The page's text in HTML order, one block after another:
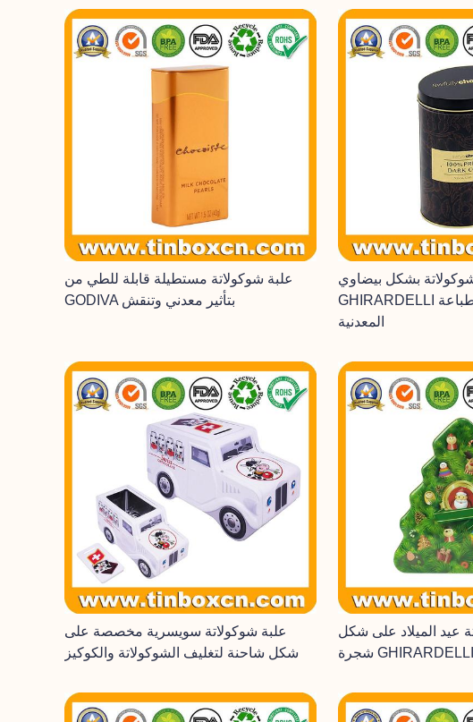
علبة شوكولاتة مستطيلة قابلة للطي من
GODIVA بتأثير معدني وتنقش
بشكل بيضاوي
GHIRARDELLI مع تأثير النقش والطباعة
المعدنية
علبة شوكولاتة سويسرية مخصصة على
شكل شاحنة لتغليف الشوكولاتة والكوكيز
عيد الميلاد على شكل